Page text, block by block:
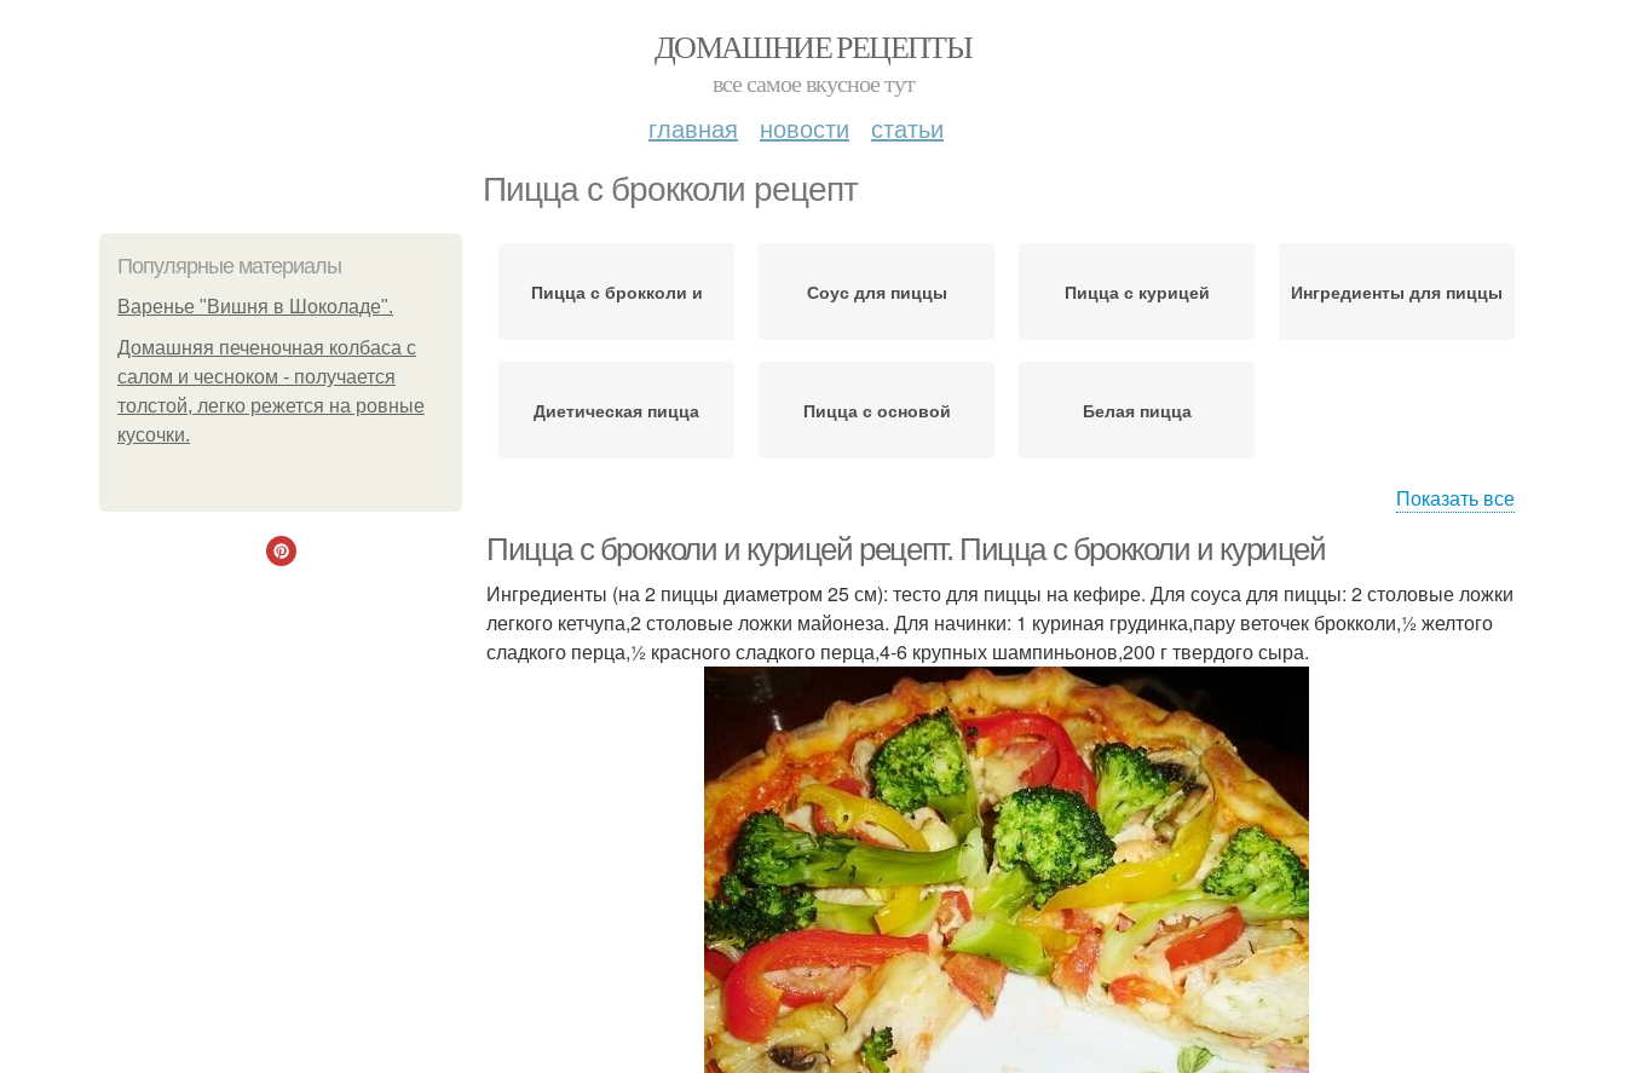
ДОМАШНИЕ РЕЦЕПТЫ
все самое вкусное тут
главная новости статьи
Пицца с брокколи рецепт
Популярные материалы
Варенье "Вишня в Шоколаде".
Домашняя печеночная колбаса с
салом и чесноком - получается
толстой, легко режется на ровные
кусочки.
Пицца с брокколи и Соус для пиццы Пицца с курицей Ингредиенты для пиццы
Диетическая пицца Пицца с основой Белая пицца
Показать все
Пицца с брокколи и курицей рецепт. Пицца с брокколи и курицей
Ингредиенты (на 2 пиццы диаметром 25 см): тесто для пиццы на кефире. Для соуса для пиццы: 2 столовые ложки
легкого кетчупа,2 столовые ложки майонеза. Для начинки: 1 куриная грудинка,пару веточек брокколи,½ желтого
сладкого перца,½ красного сладкого перца,4-6 крупных шампиньонов,200 г твердого сыра.